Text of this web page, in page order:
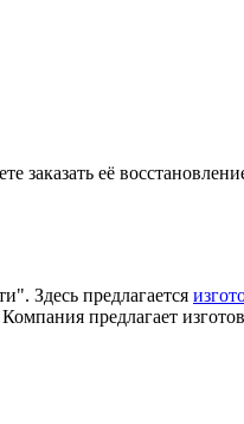
её
Здесь предлагается
предлагает